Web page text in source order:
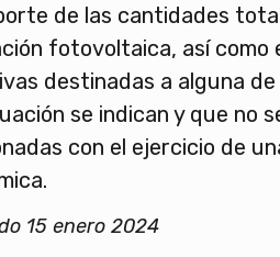
de las cantidades
fotovoltaica, así como
destinadas a alguna
se indican y que no
con el ejercicio de
15 enero 2024